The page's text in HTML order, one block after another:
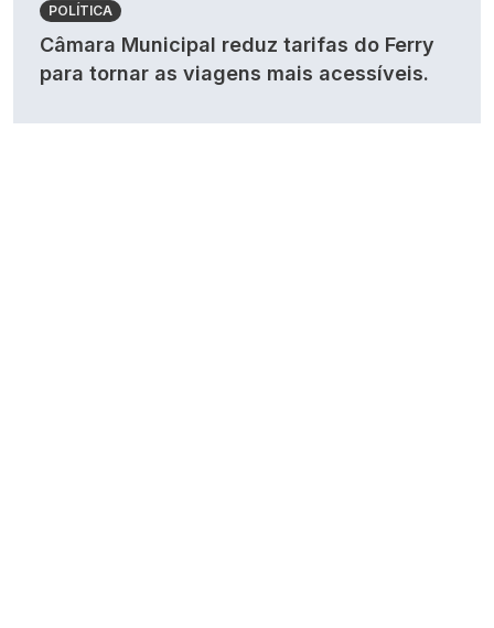
POLÍTICA
Câmara Municipal reduz tarifas do Ferry
para tornar as viagens mais acessíveis.